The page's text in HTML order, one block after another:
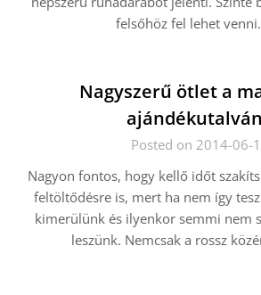
felsőhöz fel lehet
Nagyszerű ötlet a
Posted on 2014-06-
Nagyon fontos, hogy kellő időt
feltöltődésre is, mert ha nem így
kimerülünk és ilyenkor semmi nem
leszünk. Nemcsak a rossz